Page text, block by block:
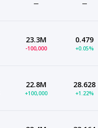
— —
23.3M
-100,000
0.479
+0.05%
22.8M
+100,000
28.628
+1.22%